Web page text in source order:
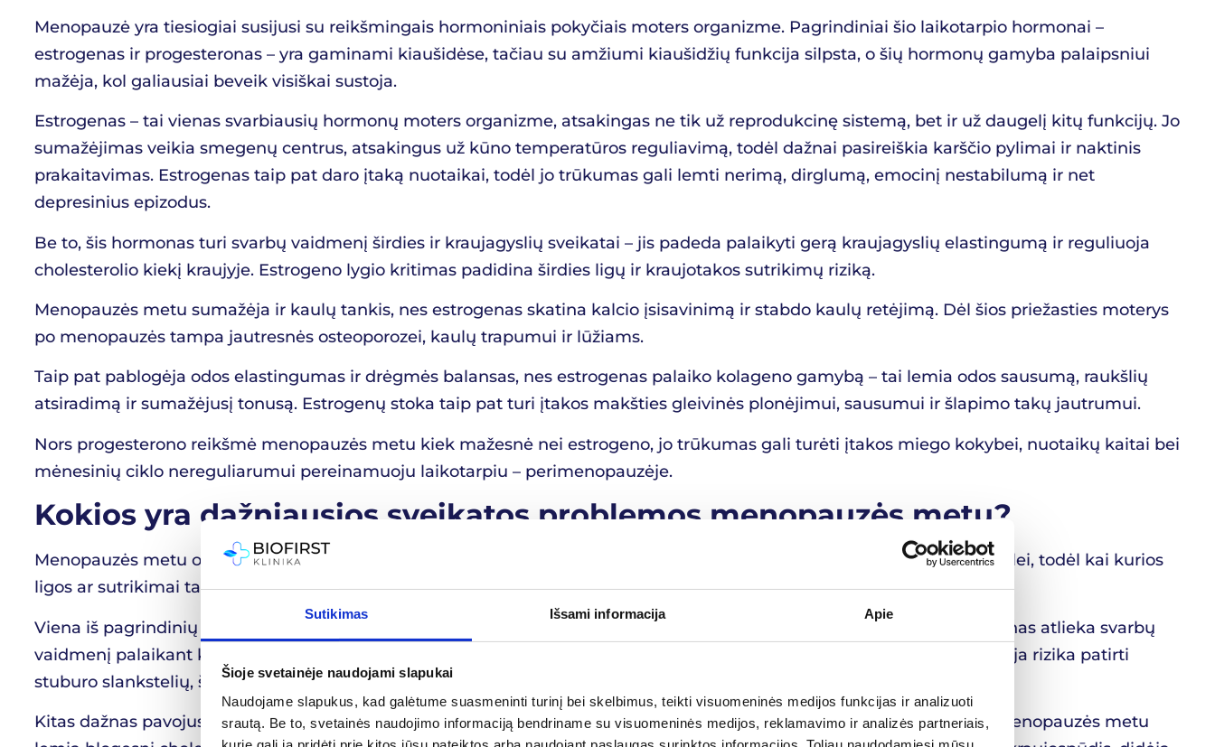
Sutikimas Išsami informacija Apie
Šioje svetainėje naudojami slapukai
Naudojame slapukus, kad galėtume suasmeninti turinį bei skelbimus, teikti visuomeninės medijos funkcijas ir analizuoti
srautą. Be to, svetainės naudojimo informaciją bendriname su visuomeninės medijos, reklamavimo ir analizės partneriais,
Menopauzė yra tiesiogiai susijusi su reikšmingais hormoniniais pokyčiais moters organizme. Pagrindiniai šio laikotarpio hormonai –
estrogenas ir progesteronas – yra gaminami kiaušidėse, tačiau su amžiumi kiaušidžių funkcija silpsta, o šių hormonų gamyba palaipsniui
mažėja, kol galiausiai beveik visiškai sustoja.
Estrogenas – tai vienas svarbiausių hormonų moters organizme, atsakingas ne tik už reprodukcinę sistemą, bet ir už daugelį kitų funkcijų. Jo
sumažėjimas veikia smegenų centrus, atsakingus už kūno temperatūros reguliavimą, todėl dažnai pasireiškia karščio pylimai ir naktinis
prakaitavimas. Estrogenas taip pat daro įtaką nuotaikai, todėl jo trūkumas gali lemti nerimą, dirglumą, emocinį nestabilumą ir net
depresinius epizodus.
Be to, šis hormonas turi svarbų vaidmenį širdies ir kraujagyslių sveikatai – jis padeda palaikyti gerą kraujagyslių elastingumą ir reguliuoja
cholesterolio kiekį kraujyje. Estrogeno lygio kritimas padidina širdies ligų ir kraujotakos sutrikimų riziką.
Menopauzės metu sumažėja ir kaulų tankis, nes estrogenas skatina kalcio įsisavinimą ir stabdo kaulų retėjimą. Dėl šios priežasties moterys
po menopauzės tampa jautresnės osteoporozei, kaulų trapumui ir lūžiams.
Taip pat pablogėja odos elastingumas ir drėgmės balansas, nes estrogenas palaiko kolageno gamybą – tai lemia odos sausumą, raukšlių
atsiradimą ir sumažėjusį tonusą. Estrogenų stoka taip pat turi įtakos makšties gleivinės plonėjimui, sausumui ir šlapimo takų jautrumui.
Nors progesterono reikšmė menopauzės metu kiek mažesnė nei estrogeno, jo trūkumas gali turėti įtakos miego kokybei, nuotaikų kaitai bei
mėnesinių ciklo nereguliarumui pereinamuoju laikotarpiu – perimenopauzėje.
Kokios yra dažniausios sveikatos problemos menopauzės metu?
Menopauzės metu organizme vykstantys hormoniniai pokyčiai turi įtakos ne tik savijautai, bet ir bendram sveikatos būklei, todėl kai kurios
ligos ar sutrikimai tampa gerokai dažnesni nei iki šio laikotarpio.
Viena iš pagrindinių problemų yra osteoporozė – tai būklė, kai kaulai tampa silpnesni, porėti ir labiau linkę lūžti. Estrogenas atlieka svarbų
vaidmenį palaikant kaulų tankį, tad jo trūkumas po menopauzės lemia spartesnį kaulinio audinio nykimą. Dėl to padidėja rizika patirti
stuburo slankstelių, šlaunikaulio ar riešo lūžius, net ir dėl menkų traumų.
Kitas dažnas pavojus – širdies ir kraujagyslių ligos. Estrogenas turi apsauginį poveikį moters širdžiai, o jo sumažėjimas menopauzės metu